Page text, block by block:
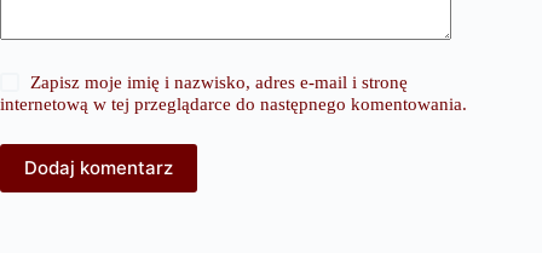
Zapisz moje imię i nazwisko, adres e-mail i stronę
internetową w tej przeglądarce do następnego komentowania.
Dodaj komentarz